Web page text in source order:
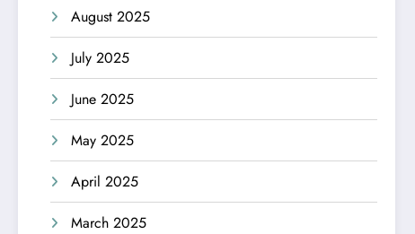
August 2025
July 2025
June 2025
May 2025
April 2025
March 2025